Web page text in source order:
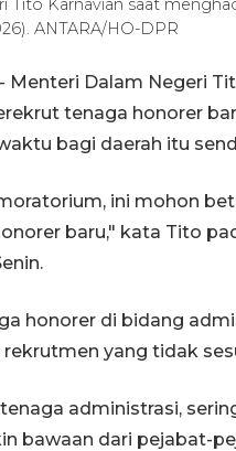
Tito Karnavian saat
ANTARA/HO-DPR
Menteri Dalam Negeri
tenaga honorer
bagi daerah itu
ini mohon
baru," kata Tito
honorer di bidang
yang tidak
administrasi,
bawaan dari pejabat-